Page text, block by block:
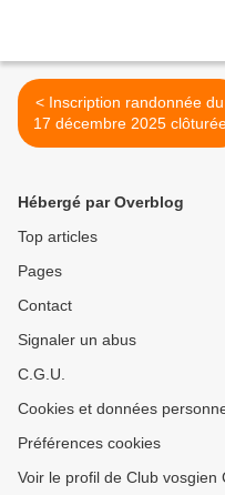
< Inscription randonnée du
17 décembre 2025
Hébergé par Overblog
Top articles
Pages
Contact
Signaler un abus
C.G.U.
Cookies et données
Préférences cookies
Voir le profil de Club